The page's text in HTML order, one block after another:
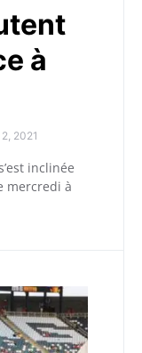
à
2021
inclinée
mercredi à